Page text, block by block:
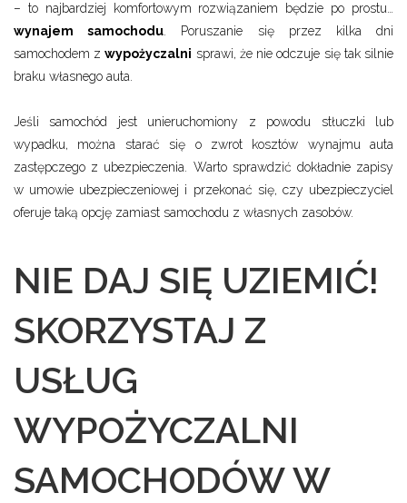
– to najbardziej komfortowym rozwiązaniem będzie po prostu…
wynajem samochodu. Poruszanie się przez kilka dni
samochodem zwypożyczalni sprawi, że nie odczuje się tak silnie
braku własnego auta.
Jeśli samochód jest unieruchomiony z powodu stłuczki lub
wypadku, można starać się o zwrot kosztów wynajmu auta
zastępczego z ubezpieczenia. Warto sprawdzić dokładnie zapisy
w umowie ubezpieczeniowej i przekonać się, czy ubezpieczyciel
oferuje taką opcję zamiast samochodu z własnych zasobów.
NIE DAJ SIĘ UZIEMIĆ!
SKORZYSTAJ Z
USŁUG
WYPOŻYCZALNI
SAMOCHODÓW W